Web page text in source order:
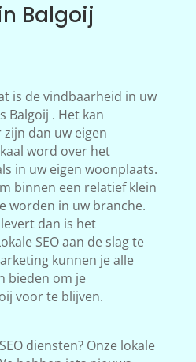
Balgoij
is de vindbaarheid in uw
Balgoij . Het kan
dan uw eigen
word over het
in uw eigen woonplaats.
binnen een relatief klein
worden in uw branche.
dan is het
SEO aan de slag te
kunnen je alle
bieden om je
voor te blijven.
diensten? Onze lokale